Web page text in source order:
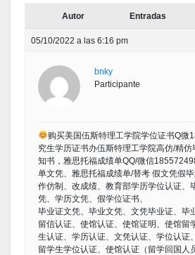
Autor Entradas
05/10/2022 a las 6:16 pm
bnky
Participante
购买美国伍斯特理工学院学位证书Q微
究生学历证书办伍斯特理工学院高仿/精
知书，雅思托福成绩单QQ/微信
单文凭、雅思托福成绩单/替考 假文凭假
作仿制、改成绩、教育部学历学位认证、
凭、学历文凭、假学位证书、
毕业证文凭、毕业文凭、文凭毕业证、毕
留信认证、使馆认证、使馆证明、使馆留
生认证、学历认证、文凭认证、学位认证
留学生学位认证、使馆认证（留学回国人